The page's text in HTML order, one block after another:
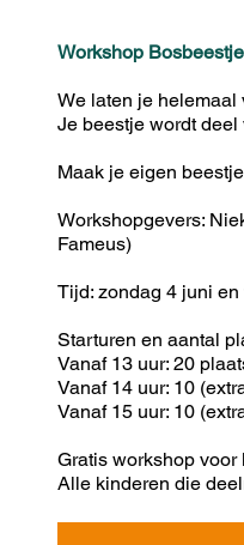
Workshop
We laten je
Je beestje wordt deel
Maak je eigen
Workshopgevers:
Fameus)
Tijd: zondag 4 juni
Starturen en aantal
Vanaf 13 uur: 20
Vanaf 14 uur: 10
Vanaf 15 uur: 10
Gratis workshop voor
Alle kinderen die